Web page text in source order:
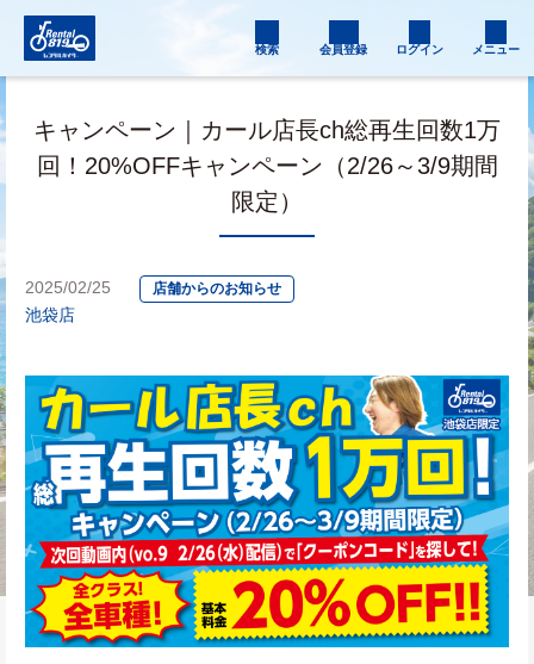
検索 会員登録 ログイン メニュー
キャンペーン｜カール店長ch総再生回数1万
回！20%OFFキャンペーン（2/26～3/9期間
限定）
2025/02/25 店舗からのお知らせ
池袋店